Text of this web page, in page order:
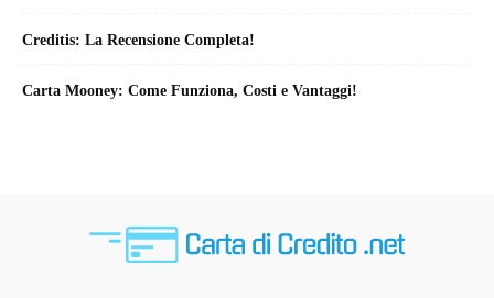
Creditis: La Recensione Completa!
Carta Mooney: Come Funziona, Costi e Vantaggi!